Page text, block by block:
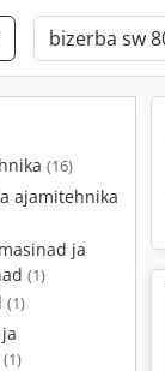
(16)
ajamitehnika
ja
(1)
(1)
(1)